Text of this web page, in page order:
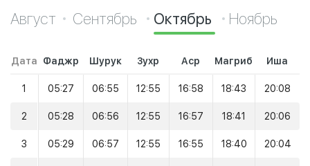
Август Сентябрь Октябрь Ноябрь
Дата Фаджр Шурук Зухр Аср Магриб Иша
1 05:27 06:55 12:55 16:58 18:43 20:08
2 05:28 06:56 12:55 16:57 18:41 20:06
3 05:29 06:57 12:55 16:55 18:40 20:04